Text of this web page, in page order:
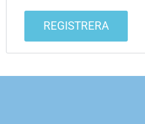
REGISTRERA